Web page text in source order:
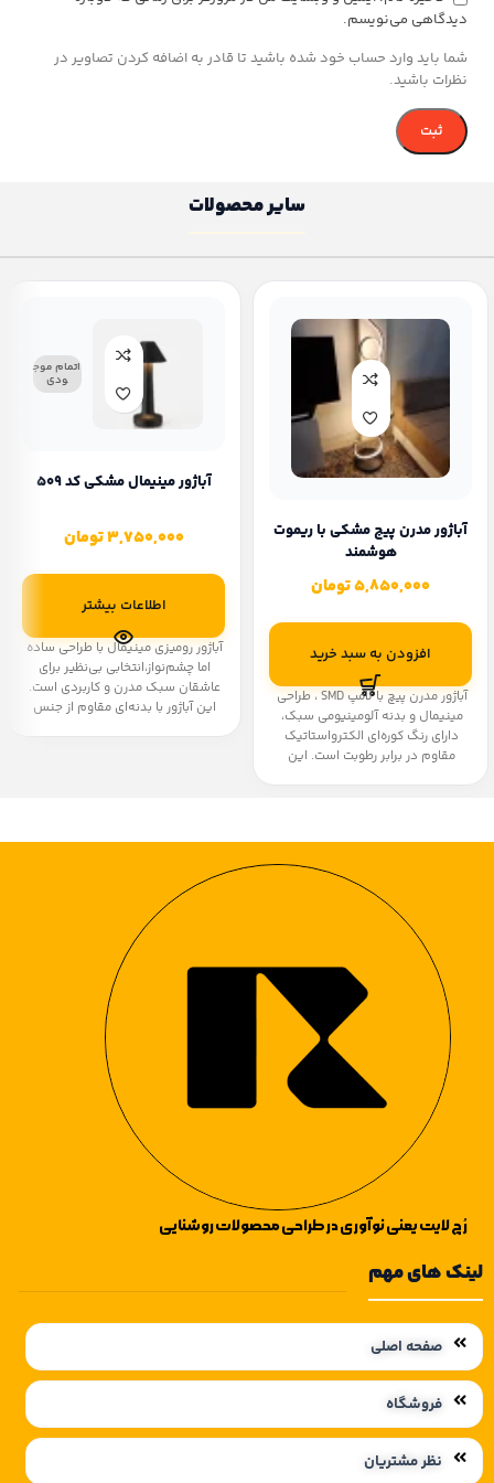
دیدگاهی می‌نویسم.
شما باید وارد حساب خود شده باشید تا قادر به اضافه کردن تصاویر در
نظرات باشید.
سایر محصولات
آباژور مدرن پیچ مشکی با ریموت
هوشمند
5,850,000تومان
افزودن به سبد خرید
آباژور مدرن پیچ با لامپ SMD ، طراحی
مینیمال و بدنه آلومینیومی سبک،
دارای رنگ کوره‌ای الکترواستاتیک
مقاوم در برابر رطوبت است. این
اتمام موج
ودی
آباژور مینیمال مشکی کد ۵۰۹
3,750,000تومان
اطلاعات بیشتر
آباژور رومیزی مینیمال با طراحی ساده
اما چشم‌نواز،انتخابی بی‌نظیر برای
عاشقان سبک مدرن و کاربردی است.
این آباژور با بدنه‌ای مقاوم از جنس
لمس می‌توانید شدت نور یا رنگ نور
شارژی به شما این امکان را می‌دهد تا
در هر مکان بدون نیاز به برق
مستقیم، از روشنایی دلنشین آن لذت
ببرید.
رُچ لایت یعنی نوآوری در طراحی محصولات روشنایی
لینک های مهم
صفحه اصلی
فروشگاه
نظر مشتریان